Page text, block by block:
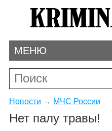
МЕНЮ
Новости → МЧС России
Нет палу травы!